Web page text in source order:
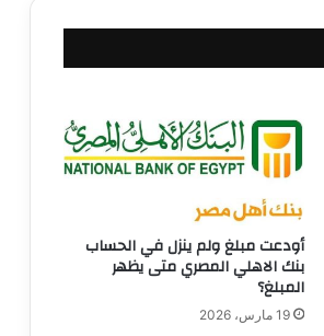
أودعت مبلغ ولم ينزل في الحساب
بنك الاهلي المصري متى يظهر
المبلغ؟
19 مارس، 2026